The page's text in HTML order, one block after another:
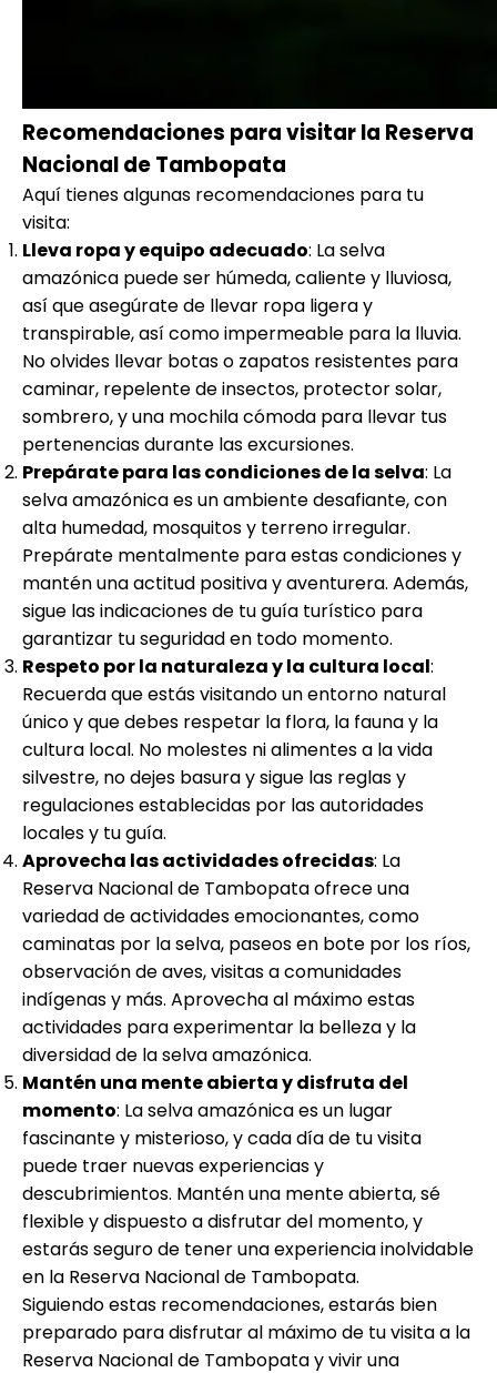
Recomendaciones para visitar la Reserva
Nacional de Tambopata
Aquí tienes algunas recomendaciones para tu
visita:
Lleva ropa y equipo adecuado: La selva
amazónica puede ser húmeda, caliente y lluviosa,
así que asegúrate de llevar ropa ligera y
transpirable, así como impermeable para la lluvia.
No olvides llevar botas o zapatos resistentes para
caminar, repelente de insectos, protector solar,
sombrero, y una mochila cómoda para llevar tus
pertenencias durante las excursiones.
Prepárate para las condiciones de la selva: La
selva amazónica es un ambiente desafiante, con
alta humedad, mosquitos y terreno irregular.
Prepárate mentalmente para estas condiciones y
mantén una actitud positiva y aventurera. Además,
sigue las indicaciones de tu guía turístico para
garantizar tu seguridad en todo momento.
Respeto por la naturaleza y la cultura local:
Recuerda que estás visitando un entorno natural
único y que debes respetar la flora, la fauna y la
cultura local. No molestes ni alimentes a la vida
silvestre, no dejes basura y sigue las reglas y
regulaciones establecidas por las autoridades
locales y tu guía.
Aprovecha las actividades ofrecidas: La
Reserva Nacional de Tambopata ofrece una
variedad de actividades emocionantes, como
caminatas por la selva, paseos en bote por los ríos,
observación de aves, visitas a comunidades
indígenas y más. Aprovecha al máximo estas
actividades para experimentar la belleza y la
diversidad de la selva amazónica.
Mantén una mente abierta y disfruta del
momento: La selva amazónica es un lugar
fascinante y misterioso, y cada día de tu visita
puede traer nuevas experiencias y
descubrimientos. Mantén una mente abierta, sé
flexible y dispuesto a disfrutar del momento, y
estarás seguro de tener una experiencia inolvidable
en la Reserva Nacional de Tambopata.
Siguiendo estas recomendaciones, estarás bien
preparado para disfrutar al máximo de tu visita a la
Reserva Nacional de Tambopata y vivir una